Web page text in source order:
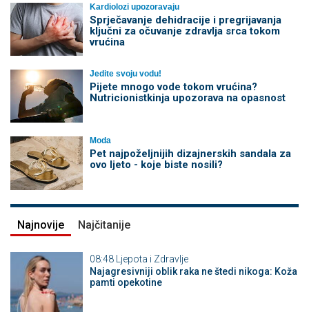
Kardiolozi upozoravaju
Sprječavanje dehidracije i pregrijavanja
ključni za očuvanje zdravlja srca tokom
vrućina
Jedite svoju vodu!
Pijete mnogo vode tokom vrućina?
Nutricionistkinja upozorava na opasnost
Moda
Pet najpoželjnijih dizajnerskih sandala za
ovo ljeto - koje biste nosili?
Najnovije Najčitanije
08:48 Ljepota i Zdravlje
Najagresivniji oblik raka ne štedi nikoga: Koža
pamti opekotine